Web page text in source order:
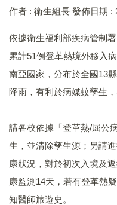
作者 : 衛生組長 發佈日期 :
依據衛生福利部疾病管制
累計51例登革熱境外移入
南亞國家，分布於全國13
降雨，有利於病媒蚊孳生
請各校依據「登革熱/屈公
生，並清除孳生源；另請
康狀況，對於初次入境及
康監測14天，若有登革熱
知醫師旅遊史。